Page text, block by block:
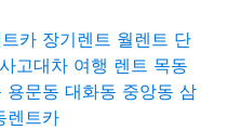
카 장기렌트 월렌트 단
고대차 여행 렌트 목동
문동 대화동 중앙동 삼
렌트카